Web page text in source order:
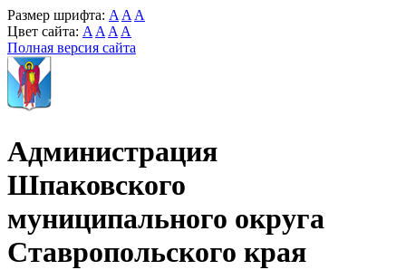
Размер шрифта: A A A
Цвет сайта: A A A A
Полная версия сайта
Администрация
Шпаковского
муниципального округа
Ставропольского края